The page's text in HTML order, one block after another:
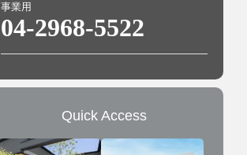
事業用
04-2968-5522
Quick Access